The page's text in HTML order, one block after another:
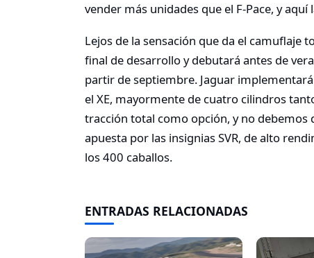
vender más unidades que el F-Pace, y
Lejos de la sensación que da el camuflaje
final de desarrollo y debutará antes de
partir de septiembre. Jaguar
el XE, mayormente de cuatro cilindros
tracción total como opción, y no debemos
apuesta por las insignias SVR, de alto
los 400 caballos.
ENTRADAS RELACIONADAS